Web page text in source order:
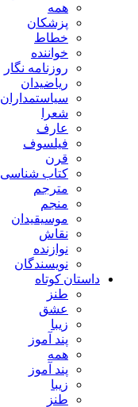
همه
پزشکان
خطاط
خواننده
روزنامه نگار
ریاضیدان
سیاستمداران
شعرا
عارف
فیلسوف
قرن
کتاب شناسی
مترجم
منجم
موسیقیدان
نقاش
نوازنده
نویسندگان
داستان کوتاه
طنز
عشق
زیبا
پند آموز
همه
پند آموز
زیبا
طنز